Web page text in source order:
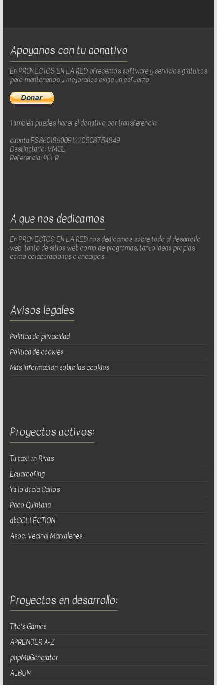
Apoyanos con tu donativo
En PROYECTOS EN LA RED ofrecemos software y servicios gratuitos
pero mantenerlos y mejorarlos exige un esfuerzo.
También puedes hacer el donativo por transferencia:
cuenta:ES8601860091220508754849
Destinatario: VMGE
Referencia: PELR
A que nos dedicamos
En PROYECTOS EN LA RED nos dedicamos sobre todo al desarrollo
web, tanto de sitios web como de programas, tanto ideas propias
como colaboraciones o encargos.
Avisos legales
Política de privacidad
Política de cookies
Más información sobre las cookies
Proyectos activos:
Tu taxi en Rivas
Ecuaroofing
Ya lo decía Carlos
Paco Quintana
dbCOLLECTION
Asoc. Vecinal Marxalenes
Proyectos en desarrollo:
Tito's Games
APRENDER A-Z
phpMyGenerator
ALBUM